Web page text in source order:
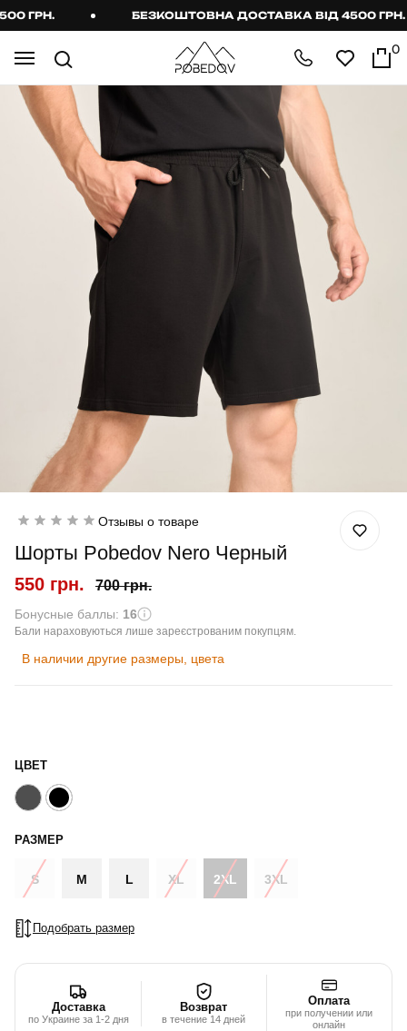
ГРН. БЕЗКОШТОВНА ДОСТАВКА ВІД 4500 ГРН.
0
Отзывы о товаре
Шорты Pobedov Nero Черный
550 грн. 700 грн.
Бонусные баллы: 16
Бали нараховуються лише зареєстрованим покупцям.
В наличии другие размеры, цвета
ЦВЕТ
РАЗМЕР
S M L XL 2XL 3XL
Подобрать размер
Доставка
по Украине за 1-2 дня
Возврат
в течение 14 дней
Оплата
при получении или
онлайн